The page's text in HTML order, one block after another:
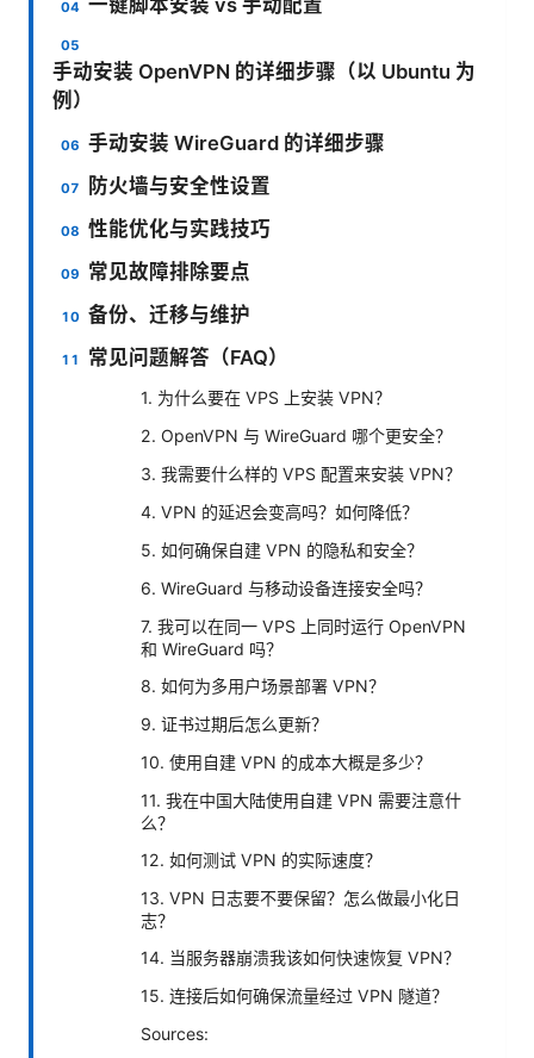
手动安装 OpenVPN 的详细步骤（以 Ubuntu 为
例）
手动安装 WireGuard 的详细步骤
防火墙与安全性设置
性能优化与实践技巧
常见故障排除要点
备份、迁移与维护
常见问题解答（FAQ）
1. 为什么要在 VPS 上安装 VPN？
2. OpenVPN 与 WireGuard 哪个更安全？
3. 我需要什么样的 VPS 配置来安装 VPN？
4. VPN 的延迟会变高吗？如何降低？
5. 如何确保自建 VPN 的隐私和安全？
6. WireGuard 与移动设备连接安全吗？
7. 我可以在同一 VPS 上同时运行 OpenVPN
和 WireGuard 吗？
8. 如何为多用户场景部署 VPN？
9. 证书过期后怎么更新？
10. 使用自建 VPN 的成本大概是多少？
11. 我在中国大陆使用自建 VPN 需要注意什
么？
12. 如何测试 VPN 的实际速度？
13. VPN 日志要不要保留？怎么做最小化日
志？
14. 当服务器崩溃我该如何快速恢复 VPN？
15. 连接后如何确保流量经过 VPN 隧道？
Sources: